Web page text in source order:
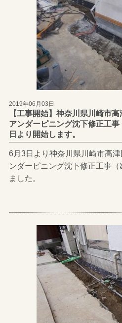
2019年06月03日
【工事開始】神奈川県川崎市
アンダーピニング沈下修正工
日より開始します。
6月3日より神奈川県川崎市高
ンダーピニング沈下修正工事
ました。